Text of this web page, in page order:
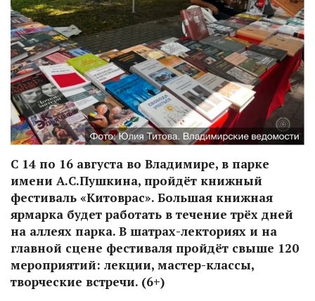
С 14 по 16 августа во Владимире, в парке
имени А.С.Пушкина, пройдёт книжный
фестиваль «Китоврас». Большая книжная
ярмарка будет работать в течение трёх дней
на аллеях парка. В шатрах-лекториях и на
главной сцене фестиваля пройдёт свыше 120
мероприятий: лекции, мастер-классы,
творческие встречи. (6+)